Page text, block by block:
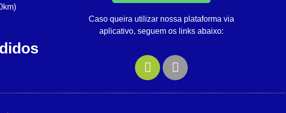
Caso queira utilizar nossa plataforma via
aplicativo, seguem os links abaixo: